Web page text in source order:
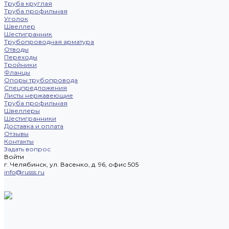
Труба круглая
Труба профильная
Уголок
Швеллер
Шестигранник
Трубопроводная арматура
Отводы
Переходы
Тройники
Фланцы
Опоры трубопровода
Спецпредложения
Листы нержавеющие
Труба профильная
Швеллеры
Шестигранники
Доставка и оплата
Отзывы
Контакты
Задать вопрос
Войти
г. Челябинск, ул. Васенко, д. 96, офис 505
info@russs.ru